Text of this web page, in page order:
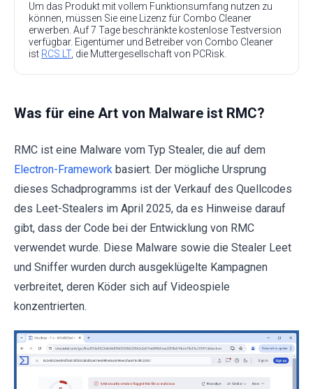
Um das Produkt mit vollem Funktionsumfang nutzen zu
können, müssen Sie eine Lizenz für Combo Cleaner
erwerben. Auf 7 Tage beschränkte kostenlose Testversion
verfügbar. Eigentümer und Betreiber von Combo Cleaner
ist RCS LT, die Muttergesellschaft von PCRisk.
Was für eine Art von Malware ist RMC?
RMC ist eine Malware vom Typ Stealer, die auf dem
Electron-Framework basiert. Der mögliche Ursprung
dieses Schadprogramms ist der Verkauf des Quellcodes
des Leet-Stealers im April 2025, da es Hinweise darauf
gibt, dass der Code bei der Entwicklung von RMC
verwendet wurde. Diese Malware sowie die Stealer Leet
und Sniffer wurden durch ausgeklügelte Kampagnen
verbreitet, deren Köder sich auf Videospiele
konzentrierten.